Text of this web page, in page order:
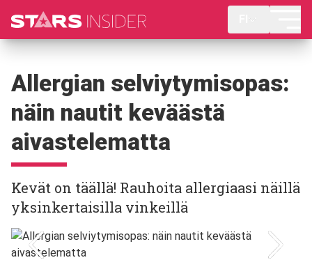
Allergian selviytymisopas:
näin nautit keväästä
aivastelematta
Kevät on täällä! Rauhoita allergiaasi näillä
yksinkertaisilla vinkeillä